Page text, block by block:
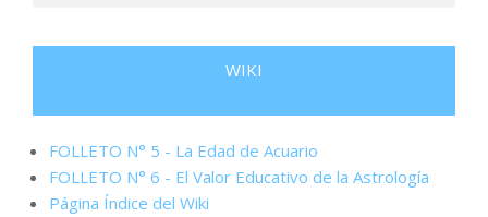
WIKI
FOLLETO N° 5 - La Edad de Acuario
FOLLETO N° 6 - El Valor Educativo de la Astrología
Página Índice del Wiki